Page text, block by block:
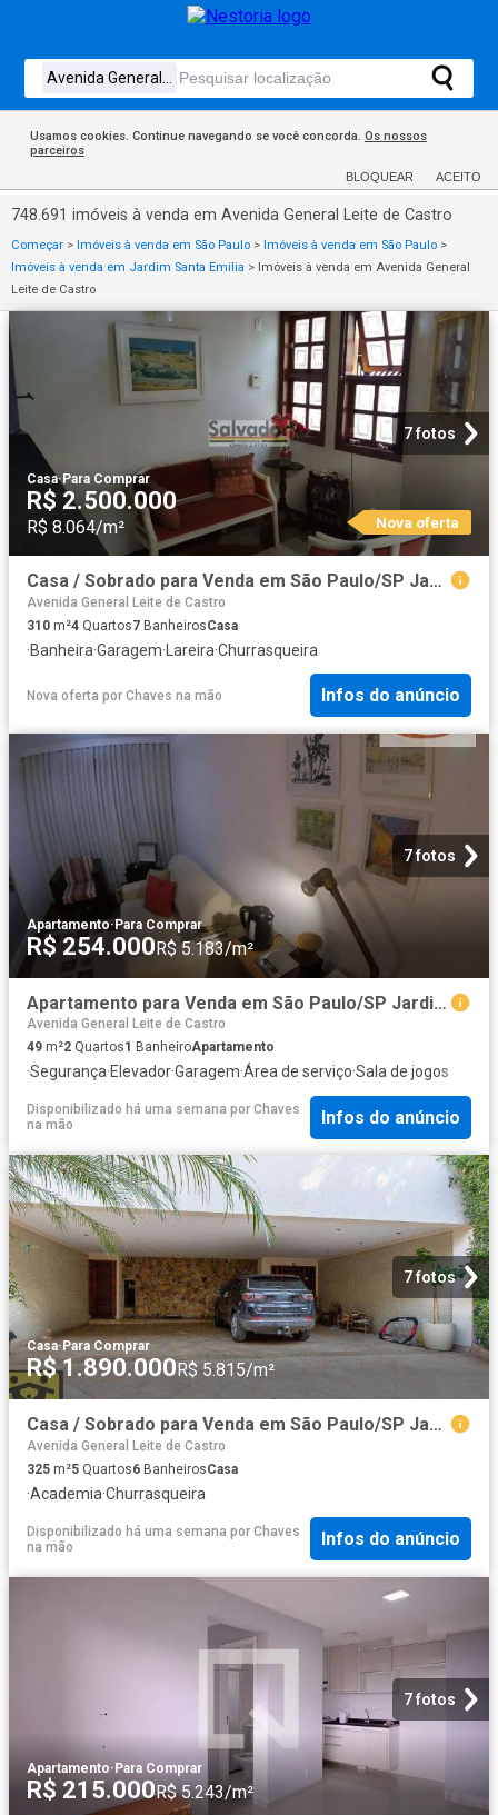
Usamos cookies. Continue navegando se você concorda. Os nossos
parceiros
BLOQUEAR ACEITO
748.691 imóveis à venda em Avenida General Leite de Castro
Começar > Imóveis à venda em São Paulo > Imóveis à venda em São Paulo >
Imóveis à venda em Jardim Santa Emilia > Imóveis à venda em Avenida General
Leite de Castro
7 fotos
Casa·Para Comprar
R$ 2.500.000
R$ 8.064/m² Nova oferta
Casa / Sobrado para Venda em São Paulo/SP Jardim da Saude 4 Quartos
Avenida General Leite de Castro
310 m²4 Quartos7 BanheirosCasa
·Banheira·Garagem· Lareira·Churrasqueira
Nova oferta por Chaves na mão Infos do anúncio
7 fotos
Apartamento·Para Comprar
R$ 254.000R$ 5.183/m²
Apartamento para Venda em São Paulo/SP Jardim Vergueiro Sacomã 2 Quartos
Avenida General Leite de Castro
49 m²2 Quartos1 BanheiroApartamento
·Segurança·Elevador·Garagem·Área de serviço·Sala de jogos
Disponibilizado há uma semana por Chaves
na mão
Infos do anúncio
7 fotos
Casa·Para Comprar
R$ 1.890.000R$ 5.815/m²
Casa / Sobrado para Venda em São Paulo/SP Jardim da Saude 5 Quartos
Avenida General Leite de Castro
325 m²5 Quartos6 BanheirosCasa
·Academia·Churrasqueira
Disponibilizado há uma semana por Chaves
na mão
Infos do anúncio
7 fotos
Apartamento·Para Comprar
R$ 215.000R$ 5.243/m²